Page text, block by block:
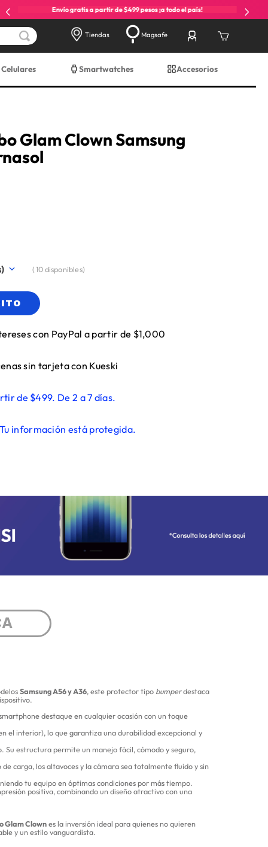
Envío gratis a partir de $499 pesos ¡a todo el país!
Tiendas Magsafe
Celulares Smartwatches Accesorios
Glam Clown Samsung
(10disponibles)
con PayPal a partir de $1,000
sin tarjeta con Kueski
de $499. De 2 a 7 días.
información está protegida.
Samsung A56 y A36, este protector tipo bumperdestaca
destaque en cualquier ocasión con un toque
el interior), lo que garantiza una durabilidad excepcional y
estructura permite un manejo fácil, cómodo y seguro,
carga, los altavoces y la cámara sea totalmente fluido y sin
tu equipo en óptimas condiciones por más tiempo.
positiva, combinando un diseño atractivo con una
Glam Clownes la inversión ideal para quienes no quieren
y un estilo vanguardista.